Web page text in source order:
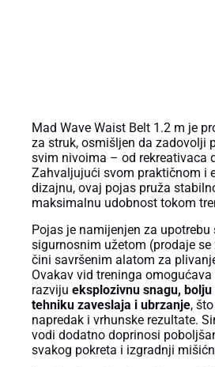
Mad Wave Waist Belt 1.2 m je
za struk, osmišljen da zadovolji
svim nivoima – od rekreativaca
Zahvaljujući svom praktičnom i
dizajnu, ovaj pojas pruža
maksimalnu udobnost tokom
Pojas je namijenjen za upotrebu
sigurnosnim užetom (prodaje se
čini savršenim alatom za
Ovakav vid treninga
razviju eksplozivnu snagu,
tehniku zaveslaja i ubrzanje,
napredak i vrhunske rezultate.
vodi dodatno doprinosi
svakog pokreta i izgradnji